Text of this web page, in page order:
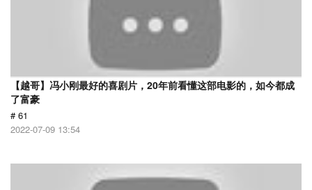
【越哥】冯小刚最好的喜剧片，20年前看懂这部电影的，如今都成
了富豪
# 61
2022-07-09 13:54